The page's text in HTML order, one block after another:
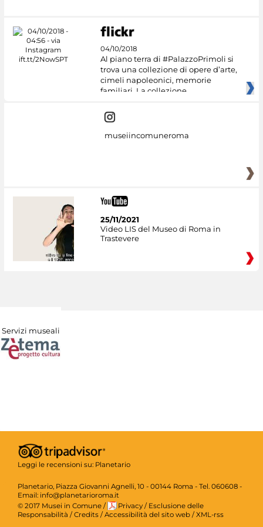
04/10/2018
Al piano terra di #PalazzoPrimoli si
trova una collezione di opere d’arte,
cimeli napoleonici, memorie
familiari. La collezione
museiincomuneroma
25/11/2021
Video LIS del Museo di Roma in
Trastevere
Servizi museali
Leggi le recensioni su: Planetario
Planetario, Piazza Giovanni Agnelli, 10 - 00144 Roma - Tel. 060608 -
Email: info@planetarioroma.it
© 2017 Musei in Comune / Privacy / Esclusione delle
Responsabilità / Credits / Accessibilità del sito web / XML-rss